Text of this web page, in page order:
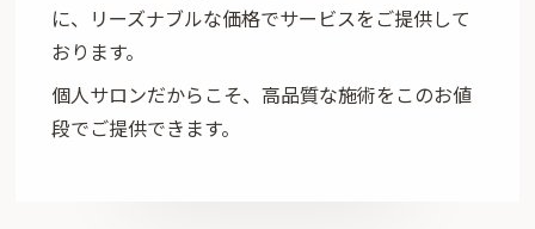
に、リーズナブルな価格でサービスをご提供して
おります。
個人サロンだからこそ、高品質な施術をこのお値
段でご提供できます。